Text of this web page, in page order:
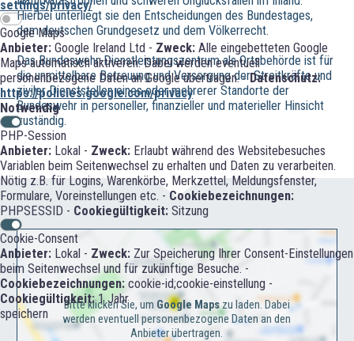
settings/privacy/
Google Maps
Anbieter: Google Ireland Ltd - Zweck: Alle eingebetteten Google
Maps automatisch aktiveren. Dabei werden eventuell
personenbezogene Daten an Google übertragen. -Datenschutz:
https://policies.google.com/privacy
Notwendig
PHP-Session
Anbieter: Lokal - Zweck: Erlaubt während des Websitebesuches
Variablen beim Seitenwechsel zu erhalten und Daten zu verarbeiten.
Nötig z.B. für Logins, Warenkörbe, Merkzettel, Meldungsfenster,
Formulare, Voreinstellungen etc. - Cookiebezeichnungen:
PHPSESSID - Cookiegültigkeit: Sitzung
Cookie-Consent
Anbieter: Lokal - Zweck: Zur Speicherung Ihrer Consent-Einstellungen
beim Seitenwechsel und für zukünftige Besuche. -
Cookiebezeichnungen: cookie-id;cookie-einstellung -
Cookiegültigkeit:1 Jahr
speichern
Hierbei unterliegt sie den Entscheidungen des Bundestages,
dem deutschen Grundgesetz und dem Völkerrecht.
Das Bundeswehr-Dienstleistungszentrum als Ortsbehörde ist für
die unmittelbare Betreuung und Versorgung der Streitkräfte und
ziviler Dienststellen eines oder mehrerer Standorte der
Bundeswehr in personeller, finanzieller und materieller Hinsicht
zuständig.
Bitte klicken Sie, um Google Mapszu laden. Dabei
werden eventuell personenbezogene Daten an den
Anbieter übertragen.